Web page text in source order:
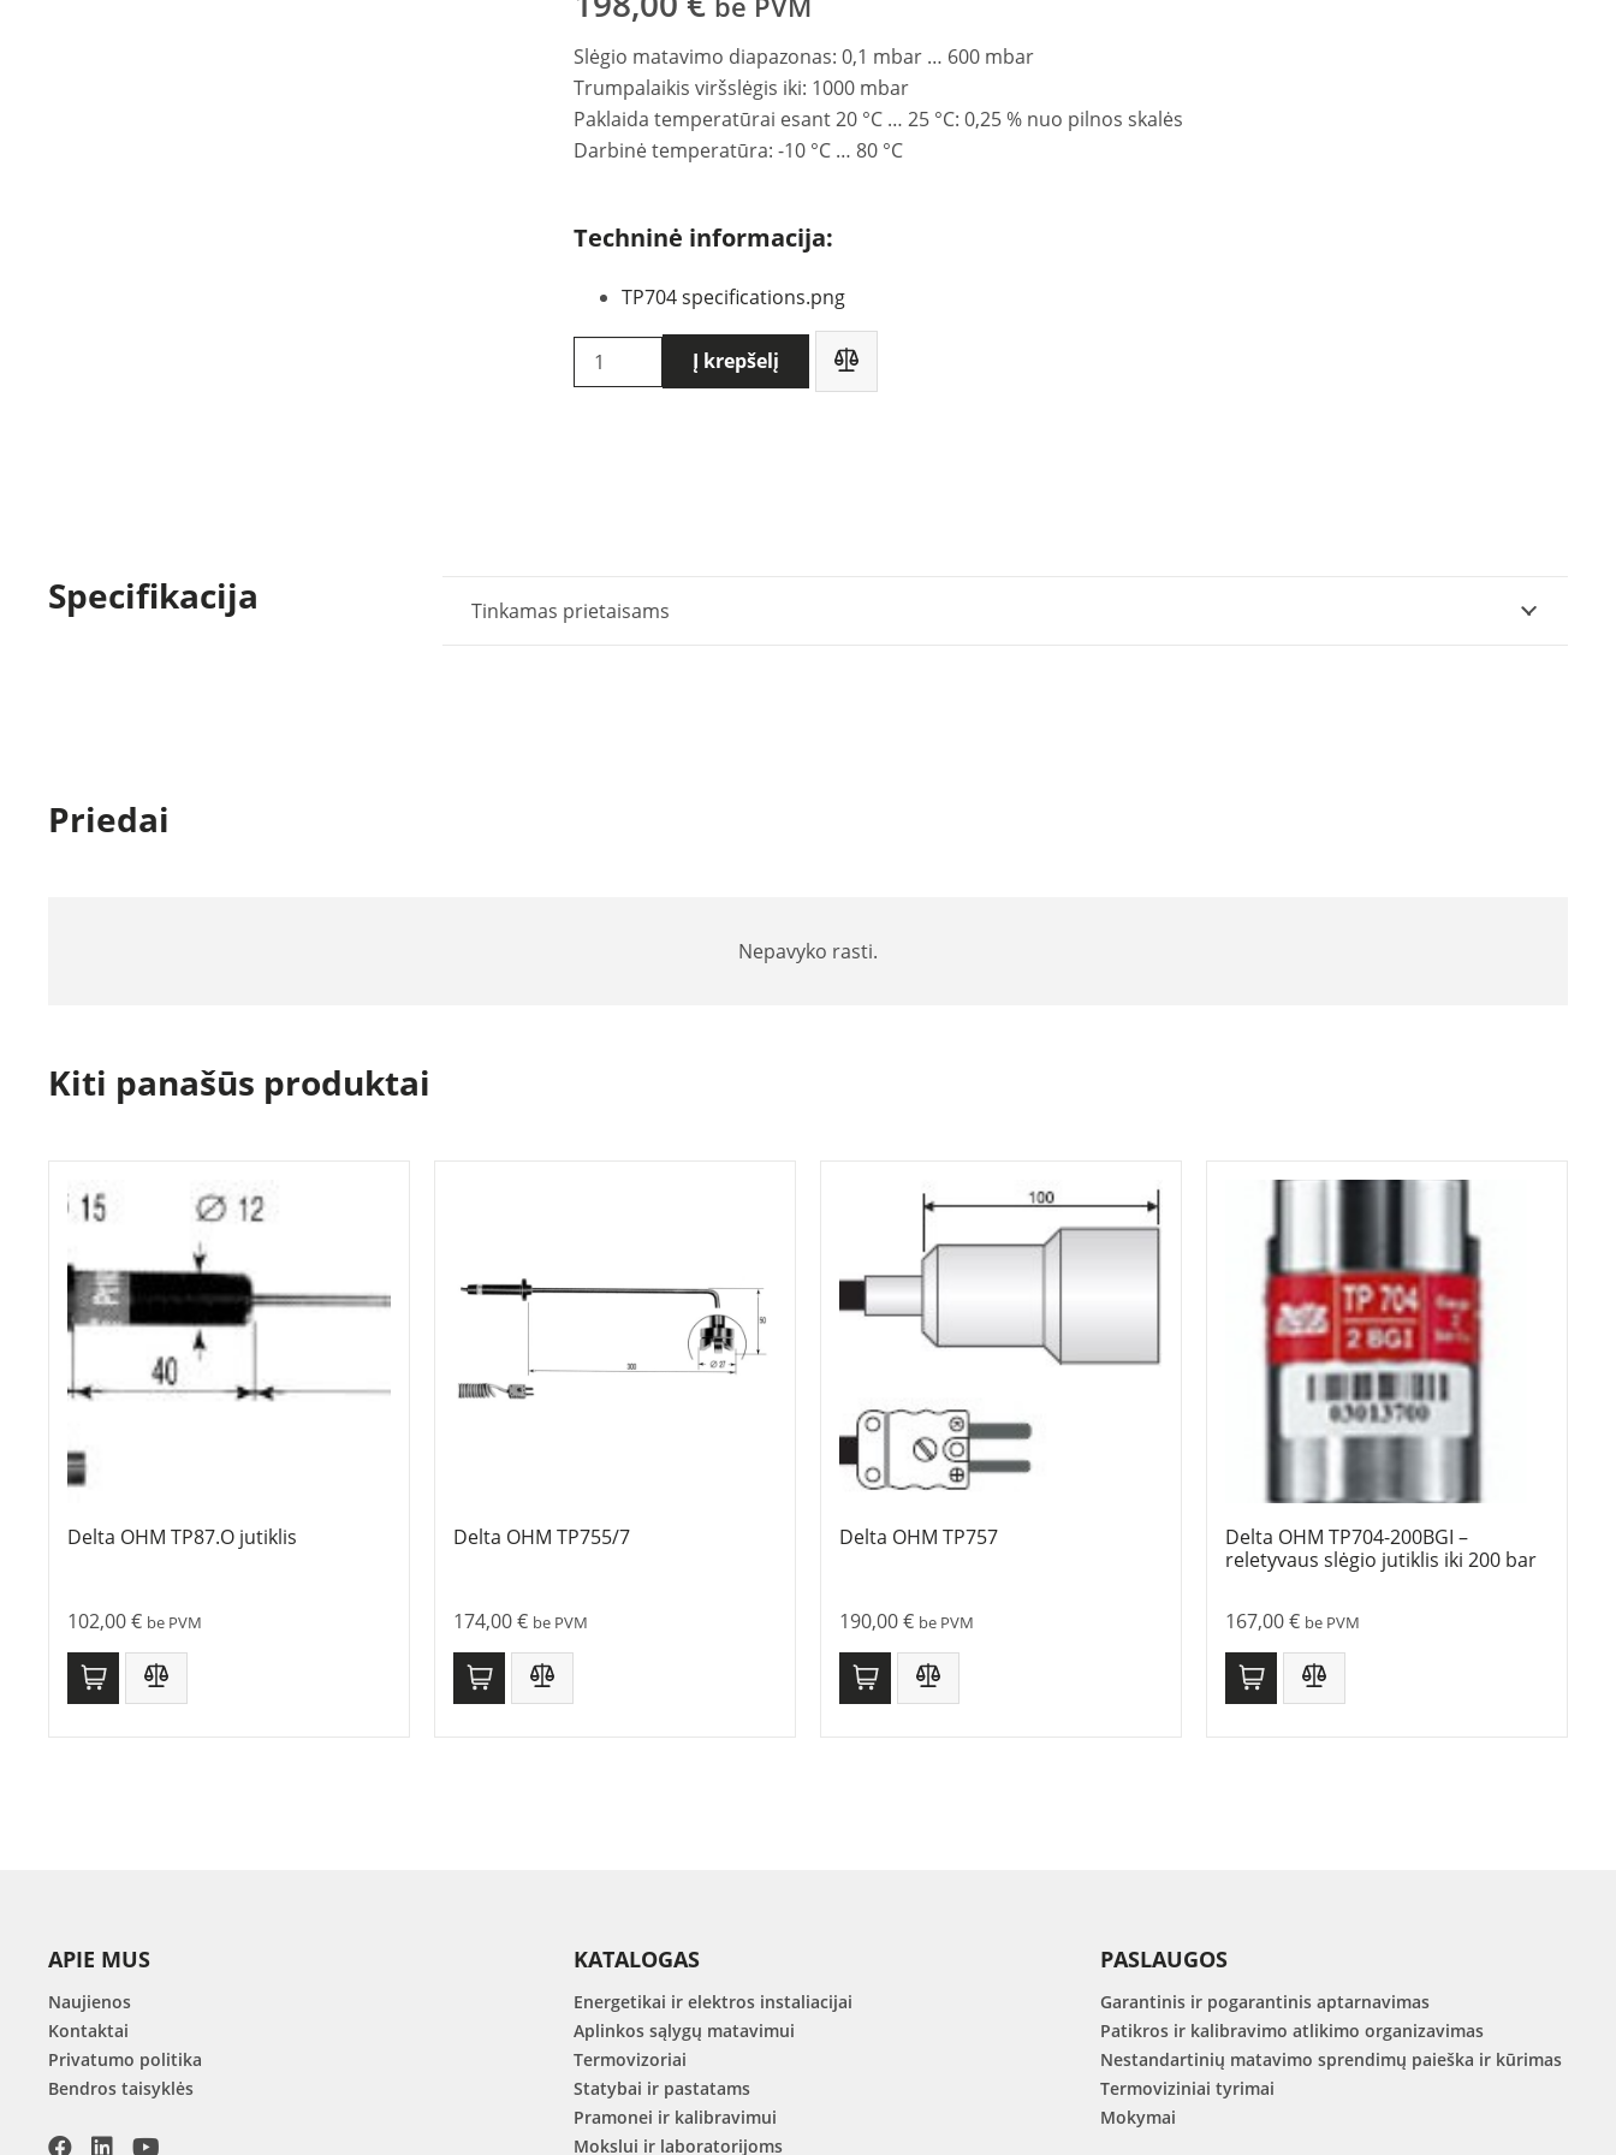
Slėgio matavimo diapazonas: 0,1 mbar … 600 mbar
Trumpalaikis viršslėgis iki: 1000 mbar
Paklaida temperatūrai esant 20 °C … 25 °C: 0,25 % nuo pilnos skalės
Darbinė temperatūra: -10 °C … 80 °C
Techninė informacija:
TP704 specifications.png
produkto
kiekis:
reletyvaus
slėgio
Į krepšelį
Specifikacija Tinkamas prietaisams
Priedai
Nepavyko rasti.
Kiti panašūs produktai
Delta OHM TP87.O jutiklis
102,00€ be PVM
Delta OHM TP755/7
174,00€ be PVM
Delta OHM TP757
190,00€ be PVM
Delta OHM TP704-200BGI –
reletyvaus slėgio jutiklis iki 200 bar
167,00€ be PVM
APIE MUS
Naujienos
Kontaktai
Privatumo politika
Bendros taisyklės
KATALOGAS
Energetikai ir elektros instaliacijai
Aplinkos sąlygų matavimui
Termovizoriai
Statybai ir pastatams
Pramonei ir kalibravimui
Mokslui ir laboratorijoms
PASLAUGOS
Garantinis ir pogarantinis aptarnavimas
Patikros ir kalibravimo atlikimo organizavimas
Nestandartinių matavimo sprendimų paieška ir kūrimas
Termoviziniai tyrimai
Mokymai